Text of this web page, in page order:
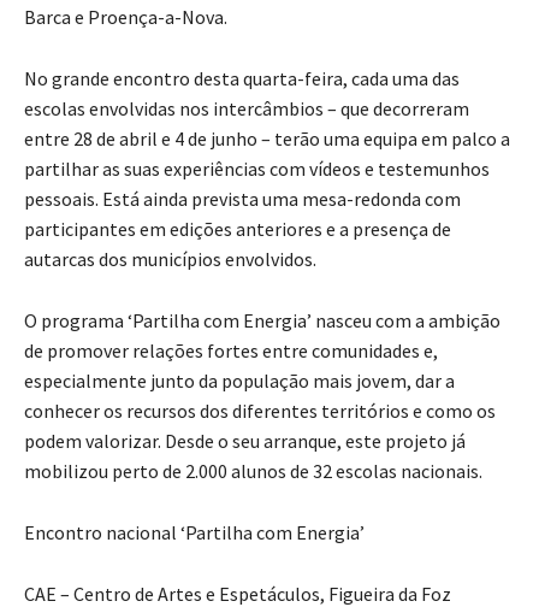
Barca e Proença-a-Nova.
No grande encontro desta quarta-feira, cada uma das
escolas envolvidas nos intercâmbios – que decorreram
entre 28 de abril e 4 de junho – terão uma equipa em palco a
partilhar as suas experiências com vídeos e testemunhos
pessoais. Está ainda prevista uma mesa-redonda com
participantes em edições anteriores e a presença de
autarcas dos municípios envolvidos.
O programa ‘Partilha com Energia’ nasceu com a ambição
de promover relações fortes entre comunidades e,
especialmente junto da população mais jovem, dar a
conhecer os recursos dos diferentes territórios e como os
podem valorizar. Desde o seu arranque, este projeto já
mobilizou perto de 2.000 alunos de 32 escolas nacionais.
Encontro nacional ‘Partilha com Energia’
CAE – Centro de Artes e Espetáculos, Figueira da Foz